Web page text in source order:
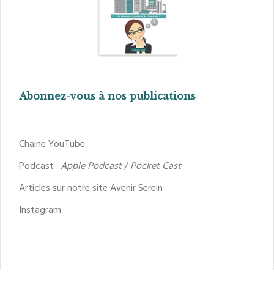
Abonnez-vous à nos publications
Chaine YouTube
Podcast : Apple Podcast/ Pocket Cast
Articles sur notre site Avenir Serein
Instagram